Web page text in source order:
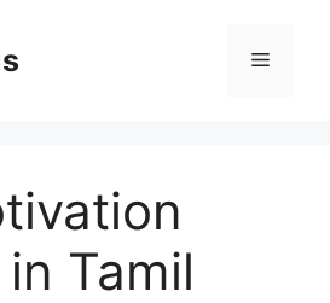
Menu
Tamil